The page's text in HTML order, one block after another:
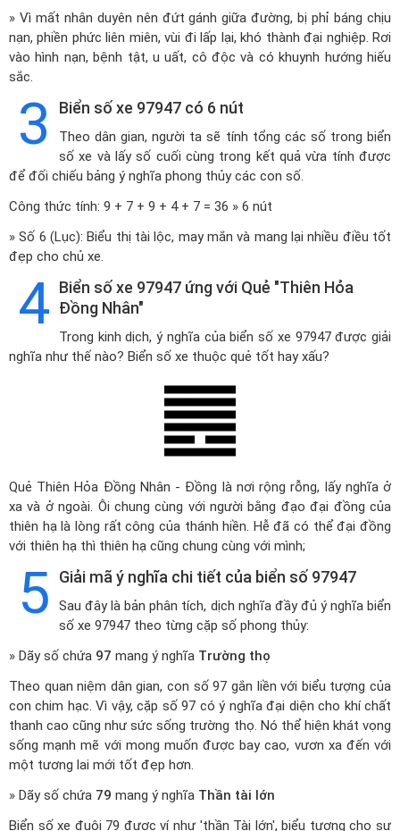
» Vì mất nhân duyên nên đứt gánh giữa đường, bị phỉ báng chịu
nạn, phiền phức liên miên, vùi đi lấp lại, khó thành đại nghiệp. Rơi
vào hình nạn, bệnh tật, u uất, cô độc và có khuynh hướng hiếu
sắc.
3 Biển số xe 97947 có 6 nút
Theo dân gian, người ta sẽ tính tổng các số trong biển
số xe và lấy số cuối cùng trong kết quả vừa tính được
để đối chiếu bảng ý nghĩa phong thủy các con số.
Công thức tính: 9 + 7 + 9 + 4 + 7 = 36 » 6 nút
» Số 6 (Lục): Biểu thị tài lộc, may mắn và mang lại nhiều điều tốt
đẹp cho chủ xe.
4 Biển số xe 97947 ứng với Quẻ "Thiên Hỏa
Đồng Nhân"
Trong kinh dịch, ý nghĩa của biển số xe 97947 được giải
nghĩa như thế nào? Biển số xe thuộc quẻ tốt hay xấu?
Quẻ Thiên Hỏa Đồng Nhân - Đồng là nơi rộng rỗng, lấy nghĩa ở
xa và ở ngoài. Ôi chung cùng với người bằng đạo đại đồng của
thiên hạ là lòng rất công của thánh hiền. Hễ đã có thể đại đồng
với thiên hạ thì thiên hạ cũng chung cùng với mình;
5 Giải mã ý nghĩa chi tiết của biển số 97947
Sau đây là bản phân tích, dịch nghĩa đầy đủ ý nghĩa biển
số xe 97947 theo từng cặp số phong thủy:
» Dãy số chứa 97 mang ý nghĩa Trường thọ
Theo quan niệm dân gian, con số 97 gắn liền với biểu tượng của
con chim hạc. Vì vậy, cặp số 97 có ý nghĩa đại diện cho khí chất
thanh cao cũng như sức sống trường thọ. Nó thể hiện khát vọng
sống mạnh mẽ với mong muốn được bay cao, vươn xa đến với
một tương lai mới tốt đẹp hơn.
» Dãy số chứa 79 mang ý nghĩa Thần tài lớn
Biển số xe đuôi 79 được ví như 'thần Tài lớn', biểu tượng cho sự